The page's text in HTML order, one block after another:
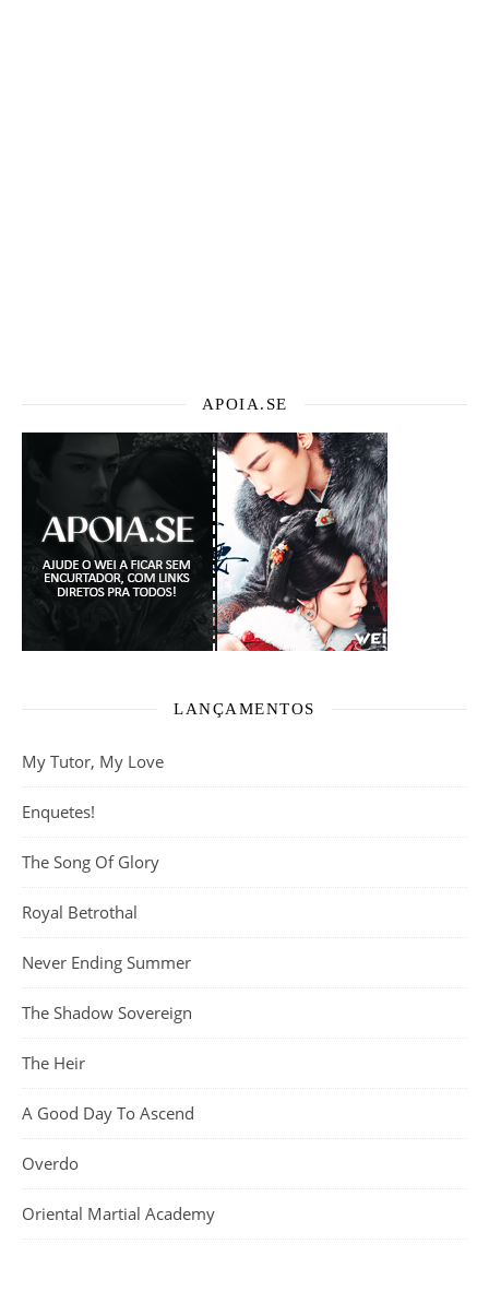
APOIA.SE
LANÇAMENTOS
My Tutor, My Love
Enquetes!
The Song Of Glory
Royal Betrothal
Never Ending Summer
The Shadow Sovereign
The Heir
A Good Day To Ascend
Overdo
Oriental Martial Academy